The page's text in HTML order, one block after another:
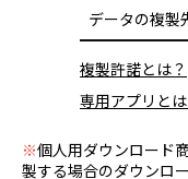
複製許諾とは？
専用アプリと
※個人用ダウンロード
製する場合のダウンロ